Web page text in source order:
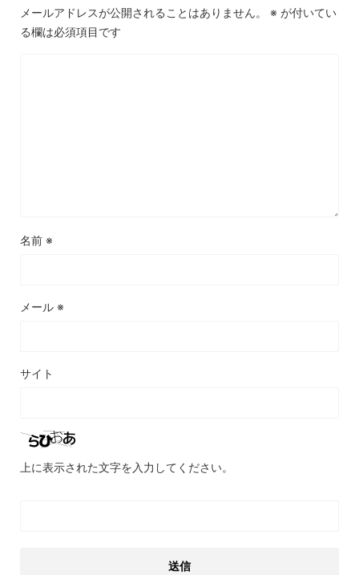
メールアドレスが公開されることはありません。 ※ が付いてい
る欄は必須項目です
名前 ※
メール ※
サイト
上に表示された文字を入力してください。